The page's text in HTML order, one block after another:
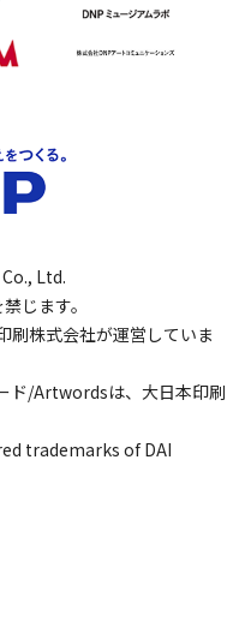
Ltd.
じます。
刷株式会社が運営していま
ド/Artwordsは、大日本印刷
trademarks of DAI